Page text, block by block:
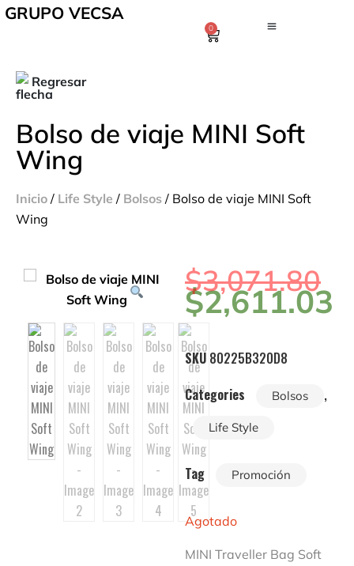
GRUPO VECSA
0
Regresar
Bolso de viaje MINI Soft
Wing
Inicio / Life Style / Bolsos / Bolso de viaje MINI Soft
Wing
$3,071.80
$2,611.03
SKU 80225B320D8
Categories
Bolsos ,
Life Style
Tag Promoción
Agotado
MINI Traveller Bag Soft